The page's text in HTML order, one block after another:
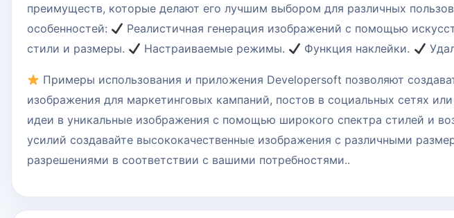
преимуществ, которые делают его лучшим выбором для различных
особенностей:
Реалистичная генерация изображений с помощью
стили и размеры.
Настраиваемые режимы. Функция наклейки.
Примеры использования и приложения Developersoft позволяют
изображения для маркетинговых кампаний, постов в социальных сетях
идеи в уникальные изображения с помощью широкого спектра стилей и
усилий создавайте высококачественные изображения с различными
разрешениями в соответствии с вашими потребностями..